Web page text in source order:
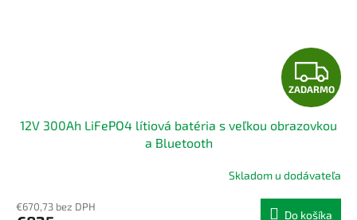
Z
A
D
A
R
ZADARMO
12V 300Ah LiFePO4 lítiová batéria s veľkou obrazovkou
a Bluetooth
Skladom u dodávateľa
€670,73 bez DPH
Do košíka